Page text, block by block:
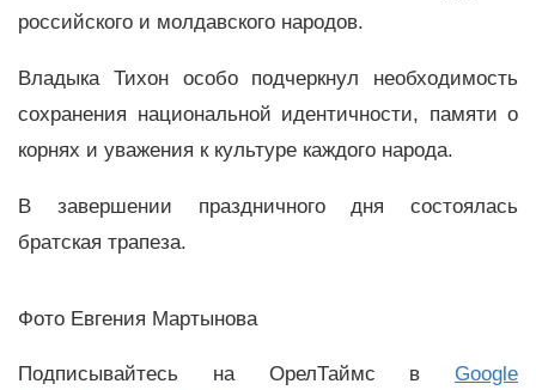
российского и молдавского народов.
Владыка Тихон особо подчеркнул необходимость
сохранения национальной идентичности, памяти о
корнях и уважения к культуре каждого народа.
В завершении праздничного дня состоялась
братская трапеза.
Фото Евгения Мартынова
Подписывайтесь на ОрелТаймс в Google